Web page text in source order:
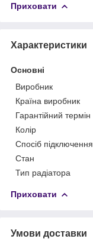
Приховати
Характеристики
Основні
Виробник
Країна виробник
Гарантійний термін
Колір
Спосіб підключення
Стан
Тип радіатора
Приховати
Умови доставки